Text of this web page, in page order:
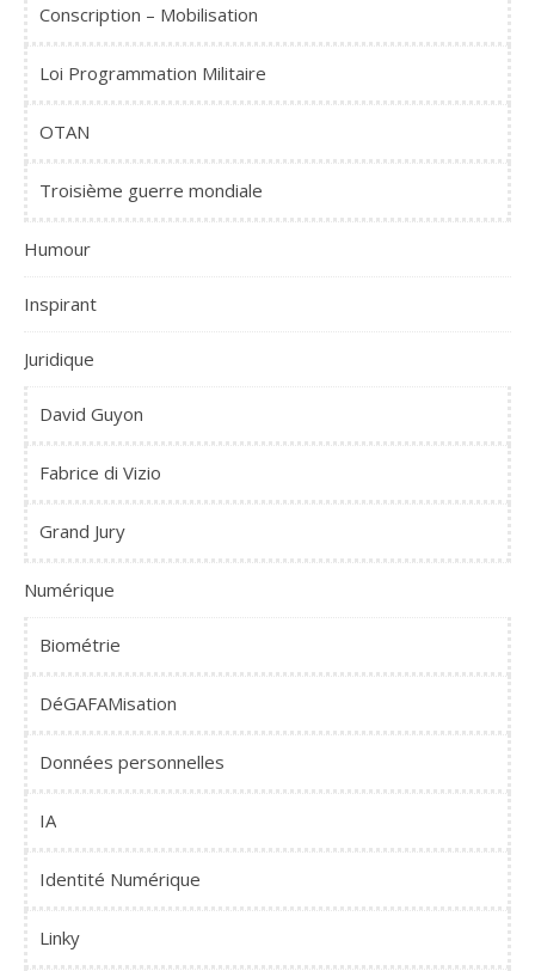
Conscription – Mobilisation
Loi Programmation Militaire
OTAN
Troisième guerre mondiale
Humour
Inspirant
Juridique
David Guyon
Fabrice di Vizio
Grand Jury
Numérique
Biométrie
DéGAFAMisation
Données personnelles
IA
Identité Numérique
Linky